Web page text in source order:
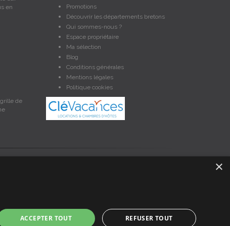
en
Promotions
Découvrir les départements bretons
Qui sommes-nous ?
Espace propriétaire
Ma sélection
Blog
Conditions générales
Mentions légales
Politique cookies
de
en Bretagne, un service de petites annonces de location
×
ACCEPTER TOUT REFUSER TOUT